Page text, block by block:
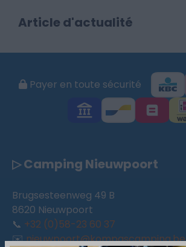
Article d'actualité
Payer en toute sécurité
▷ Camping Nieuwpoort
Brugsesteenweg 49 B
8620 Nieuwpoort
📞 +32 (0)58-23 60 37
✉️nieuwpoort@kompascamping.be